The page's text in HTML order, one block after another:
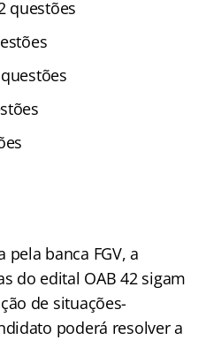
questões
pela banca FGV, a
do edital OAB 42 sigam
de situações-
poderá resolver a